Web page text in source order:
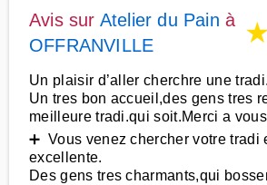
Avis sur Atelier du Pain à
OFFRANVILLE
Un plaisir d’aller cherchre une tradi.
Un tres bon accueil,des gens tres
meilleure tradi.qui soit.Merci a
➕ Vous venez chercher votre tradi
excellente.
Des gens tres charmants,qui